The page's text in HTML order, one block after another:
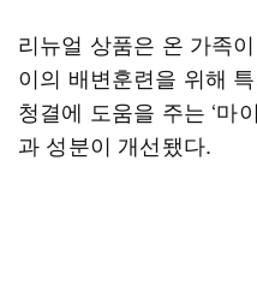
리뉴얼 상품은 온 가족
이의 배변훈련을 위해
청결에 도움을 주는 ‘마
과 성분이 개선됐다.